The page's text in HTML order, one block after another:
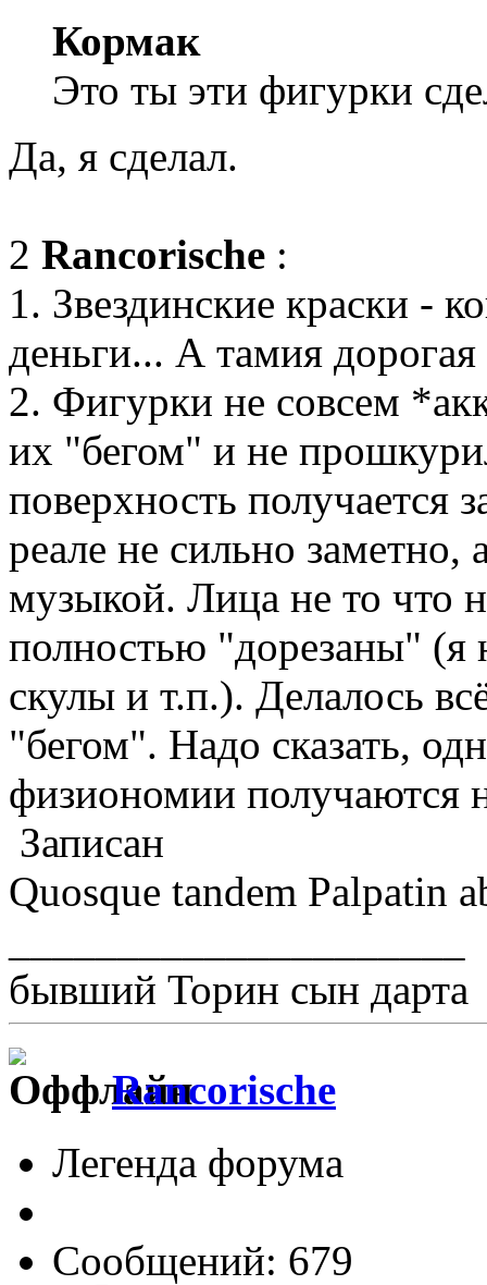
Кормак
Это ты эти фигурки
Да, я сделал.
2 Rancorische :
1. Звездинские краски -
деньги... А тамия
2. Фигурки не совсем
их "бегом" и не
поверхность получается
реале не сильно заметно,
музыкой. Лица не то что
полностью "дорезаны" (я
скулы и т.п.). Делалось
"бегом". Надо сказать,
физиономии получаются
Записан
Quosque tandem Palpatin
бывший Торин сын дарта
Rancorische
Легенда форума
Сообщений: 679